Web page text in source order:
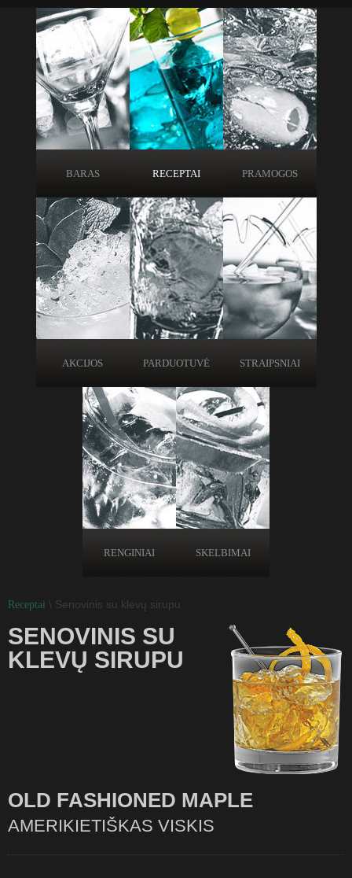
BARAS RECEPTAI PRAMOGOS
AKCIJOS PARDUOTUVĖ STRAIPSNIAI
RENGINIAI SKELBIMAI
Receptai \ Senovinis su klevų sirupu
SENOVINIS SU
KLEVŲ SIRUPU
OLD FASHIONED MAPLE
AMERIKIETIŠKAS VISKIS